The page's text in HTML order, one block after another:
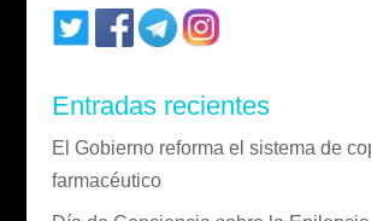
Entradas recientes
El Gobierno reforma el sistema de
farmacéutico